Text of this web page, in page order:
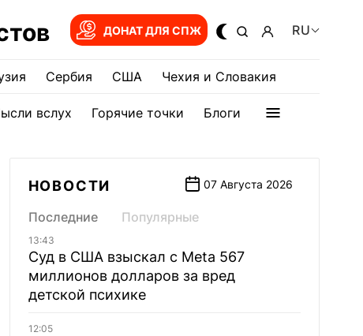
ДОНАТ ДЛЯ СПЖ RU
Сербия США Чехия и Словакия
вслух Горячие точки Блоги
НОВОСТИ 07 Августа 2026
Последние Популярные
13:43
Суд в США взыскал с Meta 567
миллионов долларов за вред
детской психике
12:05